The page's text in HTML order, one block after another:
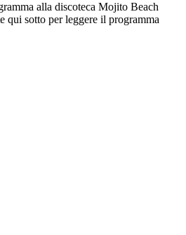
alla discoteca Mojito Beach
qui sotto per leggere il programma